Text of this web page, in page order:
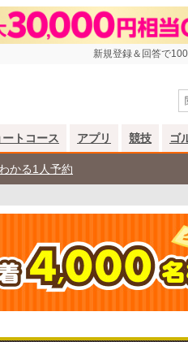
新規登録＆回答で
ートコース アプリ 競技 ゴ
かる1人予約